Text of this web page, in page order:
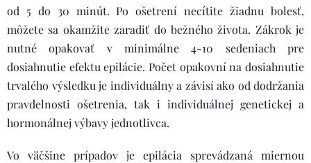
od 5 do 30 minút. Po ošetrení necítite žiadnu bolesť,
môžete sa okamžite zaradiť do bežného života. Zákrok je
nutné opakovať v minimálne 4-10 sedeniach pre
dosiahnutie efektu epilácie. Počet opakovní na dosiahnutie
trvalého výsledku je individuálny a závisí ako od dodržania
pravdelnosti ošetrenia, tak i individuálnej genetickej a
hormonálnej výbavy jednotlivca.
Vo väčšine prípadov je epilácia sprevádzaná miernou